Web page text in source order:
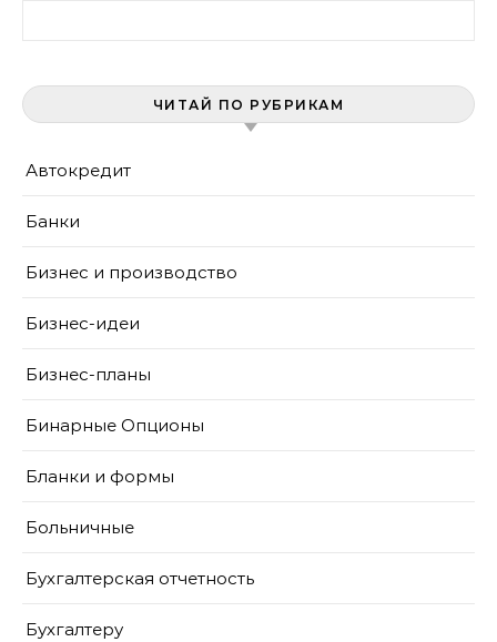
ЧИТАЙ ПО РУБРИКАМ
Автокредит
Банки
Бизнес и производство
Бизнес-идеи
Бизнес-планы
Бинарные Опционы
Бланки и формы
Больничные
Бухгалтерская отчетность
Бухгалтеру